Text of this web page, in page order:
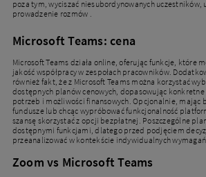
poza tym, wyciszać niesubordynowanych uczestników,
prowadzenie rozmów .
Microsoft Teams: cena
Microsoft Teams działa online, oferując funkcje, które
jakość współpracy w zespołach pracowników.
również fakt, że z Microsoft Teams można korzystać
dostępnych planów cenowych, dopasowując konkretne
potrzeb i możliwości finansowych. Opcjonalnie, mając
fundusze lub chcąc wypróbować funkcjonalność
szansę skorzystać z opcji bezpłatnej. Poszczególne
dostępnymi funkcjami, dlatego przed podjęciem
przeanalizować w kontekście indywidualnych
Zoom vs Microsoft Teams